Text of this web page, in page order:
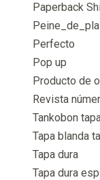
Paperback
Perfecto
Pop up
Producto de
Revista
Tankobon
Tapa blanda
Tapa dura
Tapa dura